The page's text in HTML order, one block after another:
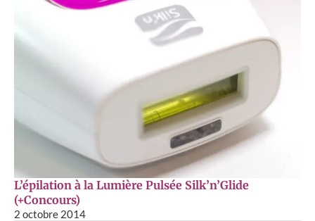
L’épilation à la Lumière Pulsée Silk’n’Glide
(+Concours)
2 octobre 2014